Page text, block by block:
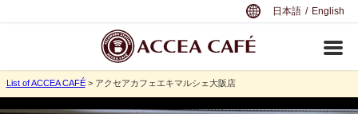
日本語 / English
List of ACCEA CAFÉ> アクセアカフェエキマルシェ大阪店